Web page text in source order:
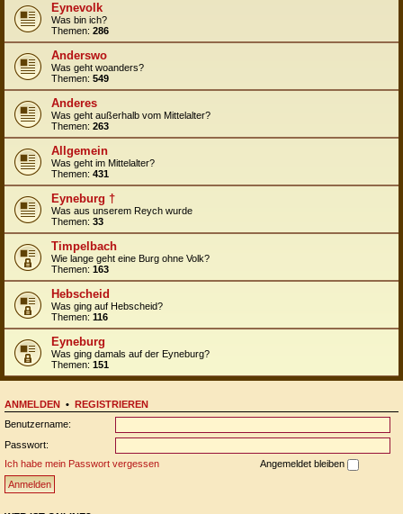
Eynevolk
Was bin ich?
Themen: 286
Anderswo
Was geht woanders?
Themen: 549
Anderes
Was geht außerhalb vom Mittelalter?
Themen: 263
Allgemein
Was geht im Mittelalter?
Themen: 431
Eyneburg †
Was aus unserem Reych wurde
Themen: 33
Timpelbach
Wie lange geht eine Burg ohne Volk?
Themen: 163
Hebscheid
Was ging auf Hebscheid?
Themen: 116
Eyneburg
Was ging damals auf der Eyneburg?
Themen: 151
ANMELDEN • REGISTRIEREN
Benutzername:
Passwort:
Ich habe mein Passwort vergessen
Angemeldet bleiben